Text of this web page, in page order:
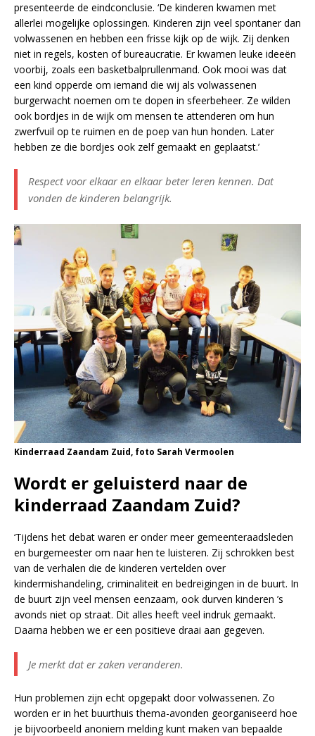
presenteerde de eindconclusie. ‘De kinderen kwamen met
allerlei mogelijke oplossingen. Kinderen zijn veel spontaner dan
volwassenen en hebben een frisse kijk op de wijk. Zij denken
niet in regels, kosten of bureaucratie. Er kwamen leuke ideeën
voorbij, zoals een basketbalprullenmand. Ook mooi was dat
een kind opperde om iemand die wij als volwassenen
burgerwacht noemen om te dopen in sfeerbeheer. Ze wilden
ook bordjes in de wijk om mensen te attenderen om hun
zwerfvuil op te ruimen en de poep van hun honden. Later
hebben ze die bordjes ook zelf gemaakt en geplaatst.’
Respect voor elkaar en elkaar beter leren kennen. Dat
vonden de kinderen belangrijk.
Kinderraad Zaandam Zuid, foto Sarah Vermoolen
Wordt er geluisterd naar de
kinderraad Zaandam Zuid?
‘Tijdens het debat waren er onder meer gemeenteraadsleden
en burgemeester om naar hen te luisteren. Zij schrokken best
van de verhalen die de kinderen vertelden over
kindermishandeling, criminaliteit en bedreigingen in de buurt. In
de buurt zijn veel mensen eenzaam, ook durven kinderen ’s
avonds niet op straat. Dit alles heeft veel indruk gemaakt.
Daarna hebben we er een positieve draai aan gegeven.
Je merkt dat er zaken veranderen.
Hun problemen zijn echt opgepakt door volwassenen. Zo
worden er in het buurthuis thema-avonden georganiseerd hoe
je bijvoorbeeld anoniem melding kunt maken van bepaalde